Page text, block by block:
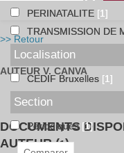
>> Retour
AUTEUR V. CANVA
DOCUMENTS
AUTEUR (1)
PERINATALITE [1]
TRANSMISSION DE
Localisation
CEDIF Bruxelles [1]
Section
Périodiques[1]